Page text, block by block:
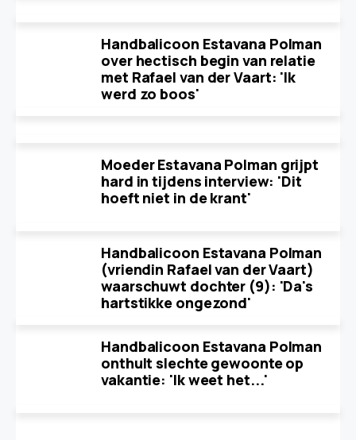
Handbalicoon Estavana Polman
over hectisch begin van relatie
met Rafael van der Vaart: 'Ik
werd zo boos'
Moeder Estavana Polman grijpt
hard in tijdens interview: 'Dit
hoeft niet in de krant'
Handbalicoon Estavana Polman
(vriendin Rafael van der Vaart)
waarschuwt dochter (9): 'Da's
hartstikke ongezond'
Handbalicoon Estavana Polman
onthult slechte gewoonte op
vakantie: 'Ik weet het...'